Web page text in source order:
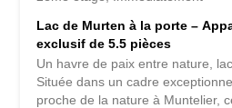
Lac de Murten à la porte –
exclusif de 5.5 pièces
Un havre de paix entre nature,
Située dans un cadre
proche de la nature à Muntelier,